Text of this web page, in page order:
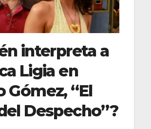
interpreta a
Ligia en
Gómez, “El
Despecho”?